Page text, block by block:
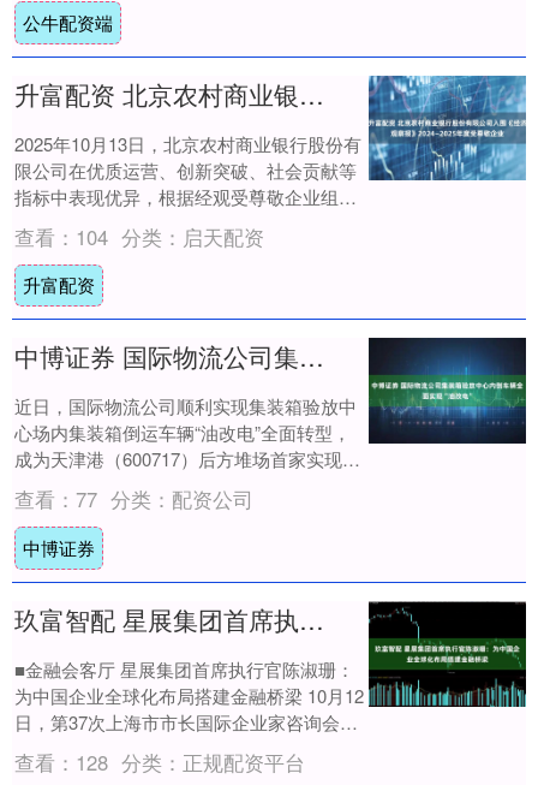
公牛配资端
升富配资 北京农村商业银行股份有限公司入围《经济观察报》2024—2025年度受尊敬企业
2025年10月13日，北京农村商业银行股份有
限公司在优质运营、创新突破、社会贡献等
指标中表现优异，根据经观受尊敬企业组委
会初步评估，入围《经济观察报》2024....
查看： 104 分类： 启天配资
升富配资
中博证券 国际物流公司集装箱验放中心内倒车辆全面实现“油改电”
近日，国际物流公司顺利实现集装箱验放中
心场内集装箱倒运车辆“油改电”全面转型，
成为天津港（600717）后方堆场首家实现场
内倒运车辆“油改电”的公司。此举降低了....
查看： 77 分类： 配资公司
中博证券
玖富智配 星展集团首席执行官陈淑珊：为中国企业全球化布局搭建金融桥梁
■金融会客厅 星展集团首席执行官陈淑珊：
为中国企业全球化布局搭建金融桥梁 10月12
日，第37次上海市市长国际企业家咨询会议
举行，众多新老朋友齐聚。在一众外宾....
查看： 128 分类： 正规配资平台